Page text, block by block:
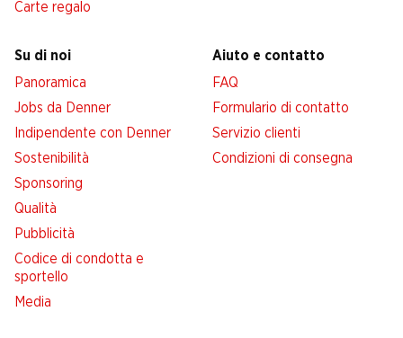
Carte regalo
Su di noi
Panoramica
Jobs da Denner
Indipendente con Denner
Sostenibilità
Sponsoring
Qualità
Pubblicità
Codice di condotta e
sportello
Media
Aiuto e contatto
FAQ
Formulario di contatto
Servizio clienti
Condizioni di consegna